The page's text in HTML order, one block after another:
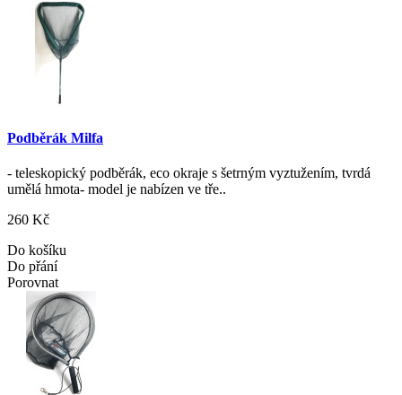
Podběrák Milfa
- teleskopický podběrák, eco okraje s šetrným vyztužením, tvrdá
umělá hmota- model je nabízen ve tře..
260 Kč
Do košíku
Do přání
Porovnat